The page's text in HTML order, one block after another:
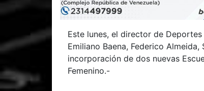
Este lunes, el director de
Emiliano Baena, Federico
incorporación de dos nuevas
Femenino.-